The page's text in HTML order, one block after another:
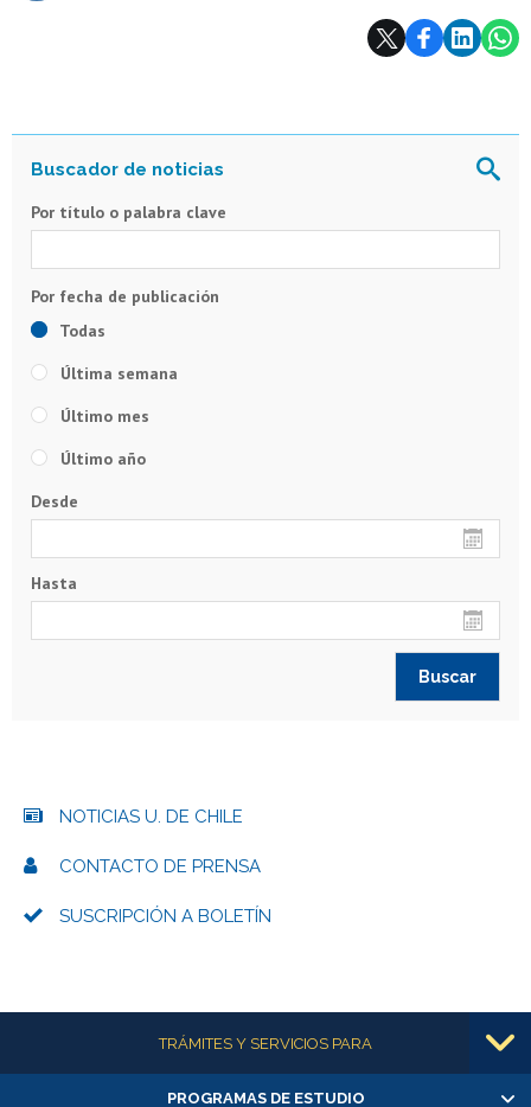
Por título o palabra clave
Todas
Última semana
Último mes
Último año
Desde
Hasta
NOTICIAS U. DE CHILE
CONTACTO DE PRENSA
SUSCRIPCIÓN A BOLETÍN
Más informaciónTRÁMITES Y SERVICIOS PARA
PROGRAMAS DE ESTUDIO